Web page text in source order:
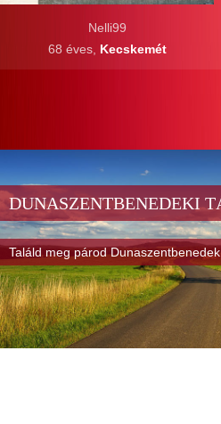
Nelli99
68 éves, Kecskemét
DUNASZENTBENEDEKI
Találd meg párod